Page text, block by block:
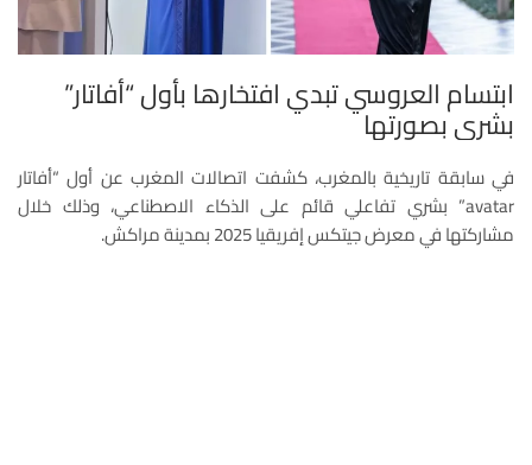
ابتسام العروسي تبدي افتخارها بأول “أفاتار”
بشري بصورتها
في سابقة تاريخية بالمغرب، كشفت اتصالات المغرب عن أول “أفاتار
avatar” بشري تفاعلي قائم على الذكاء الاصطناعي، وذلك خلال
مشاركتها في معرض جيتكس إفريقيا 2025 بمدينة مراكش.